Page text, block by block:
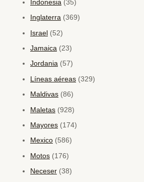
Indonesia (35)
Inglaterra (369)
Israel (52)
Jamaica (23)
Jordania (57)
Líneas aéreas (329)
Maldivas (86)
Maletas (928)
Mayores (174)
Mexico (586)
Motos (176)
Neceser (38)